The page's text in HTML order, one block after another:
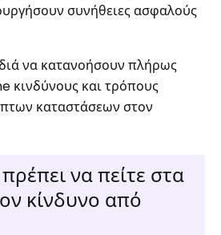
συνήθειες ασφαλούς
να κατανοήσουν πλήρως
κινδύνους και τρόπους
καταστάσεων στον
να πείτε στα
κίνδυνο από